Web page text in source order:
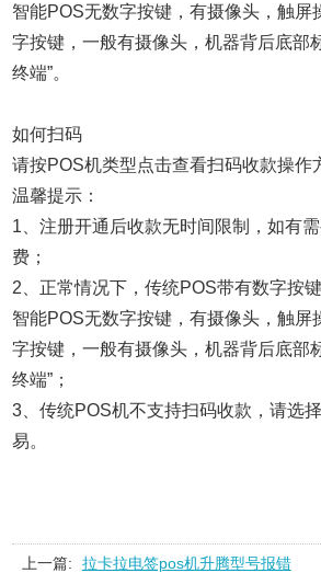
智能POS无数字按键，有摄像头，触屏
字按键，一般有摄像头，机器背后底部
终端”。
如何扫码
请按POS机类型点击查看扫码收款操作
温馨提示：
1、注册开通后收款无时间限制，如有
费；
2、正常情况下，传统POS带有数字按
智能POS无数字按键，有摄像头，触屏
字按键，一般有摄像头，机器背后底部
终端”；
3、传统POS机不支持扫码收款，请选
易。
上一篇:
拉卡拉电签pos机升腾型号报错